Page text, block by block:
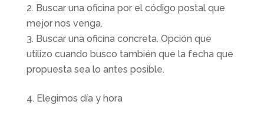
Buscar una oficina por el código postal que
mejor nos venga.
Buscar una oficina concreta. Opción que
utilizo cuando busco también que la fecha que
propuesta sea lo antes posible.
Elegimos día y hora